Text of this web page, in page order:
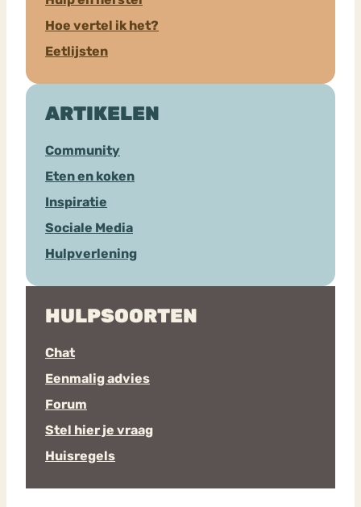
Hoe vertel ik het?
Eetlijsten
ARTIKELEN
Community
Eten en koken
Inspiratie
Sociale Media
Hulpverlening
HULPSOORTEN
Chat
Eenmalig advies
Forum
Stel hier je vraag
Huisregels